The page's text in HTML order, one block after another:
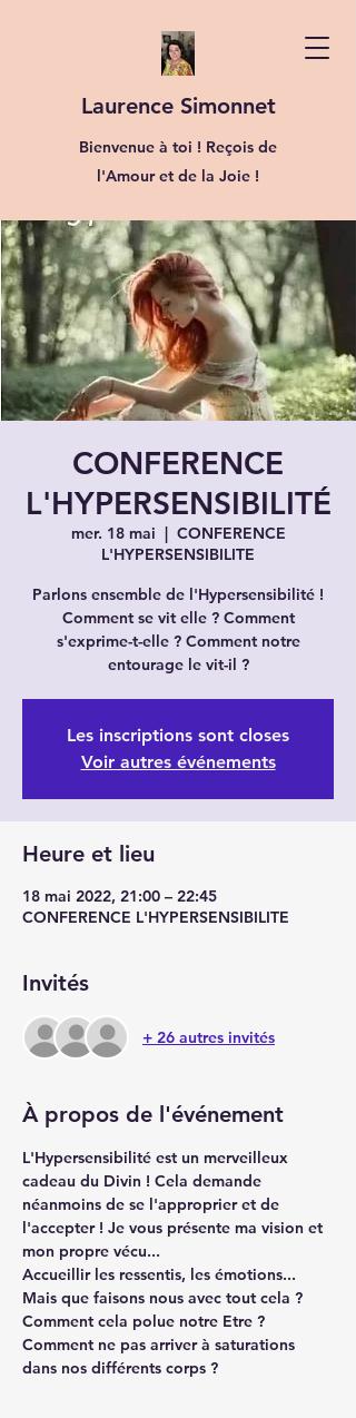
Laurence Simonnet
Bienvenue à toi ! Reçois de
l'Amour et de la Joie !
CONFERENCE
L'HYPERSENSIBILITÉ
mer. 18 mai
  |
CONFERENCE
L'HYPERSENSIBILITE
Parlons ensemble de l'Hypersensibilité !
Comment se vit elle ? Comment
s'exprime-t-elle ? Comment notre
entourage le vit-il ?
Les inscriptions sont closes
Voir autres événements
Heure et lieu
18 mai 2022, 21:00 – 22:45
CONFERENCE L'HYPERSENSIBILITE
Invités
+ 26 autres invités
À propos de l'événement
L'Hypersensibilité est un merveilleux
cadeau du Divin ! Cela demande
néanmoins de se l'approprier et de
l'accepter ! Je vous présente ma vision et
mon propre vécu...
Accueillir les ressentis, les émotions...
Mais que faisons nous avec tout cela ?
Comment cela polue notre Etre ?
Comment ne pas arriver à saturations
dans nos différents corps ?